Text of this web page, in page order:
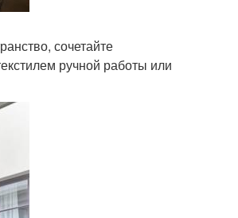
сочетайте
ручной работы или